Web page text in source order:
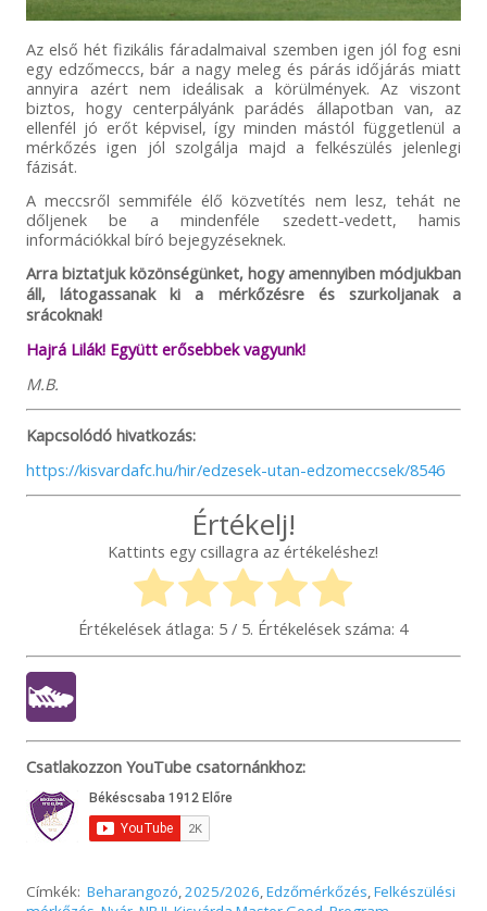
Az első hét fizikális fáradalmaival szemben igen jól fog esni
egy edzőmeccs, bár a nagy meleg és párás időjárás miatt
annyira azért nem ideálisak a körülmények. Az viszont
biztos, hogy centerpályánk parádés állapotban van, az
ellenfél jó erőt képvisel, így minden mástól függetlenül a
mérkőzés igen jól szolgálja majd a felkészülés jelenlegi
fázisát.
A meccsről semmiféle élő közvetítés nem lesz, tehát ne
dőljenek be a mindenféle szedett-vedett, hamis
információkkal bíró bejegyzéseknek.
Arra biztatjuk közönségünket, hogy amennyiben módjukban
áll, látogassanak ki a mérkőzésre és szurkoljanak a
srácoknak!
Hajrá Lilák! Együtt erősebbek vagyunk!
M.B.
Kapcsolódó hivatkozás:
https://kisvardafc.hu/hir/edzesek-utan-edzomeccsek/8546
Értékelj!
Kattints egy csillagra az értékeléshez!
Értékelések átlaga: 5 / 5. Értékelések száma: 4
Csatlakozzon YouTube csatornánkhoz:
Címkék: Beharangozó,2025/2026,Edzőmérkőzés,Felkészülési